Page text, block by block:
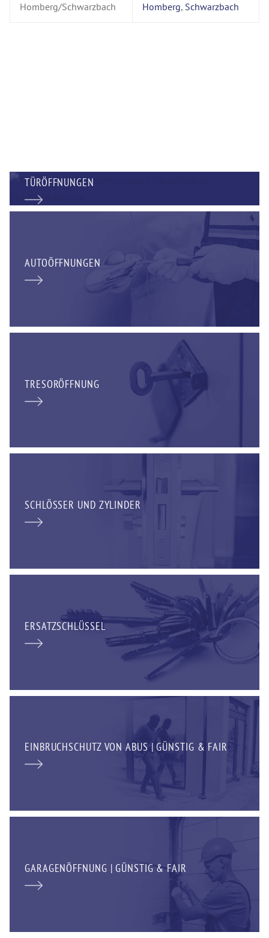
Homberg/Schwarzbach Homberg, Schwarzbach
TÜRÖFFNUNGEN
AUTOÖFFNUNGEN
TRESORÖFFNUNG
SCHLÖSSER UND ZYLINDER
ERSATZSCHLÜSSEL
EINBRUCHSCHUTZ VON ABUS | GÜNSTIG & FAIR
GARAGENÖFFNUNG | GÜNSTIG & FAIR